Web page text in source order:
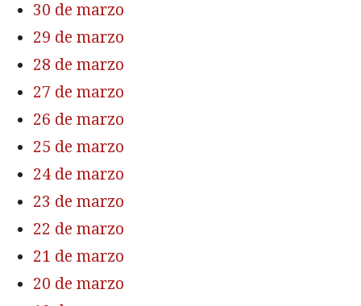
30 de marzo
29 de marzo
28 de marzo
27 de marzo
26 de marzo
25 de marzo
24 de marzo
23 de marzo
22 de marzo
21 de marzo
20 de marzo